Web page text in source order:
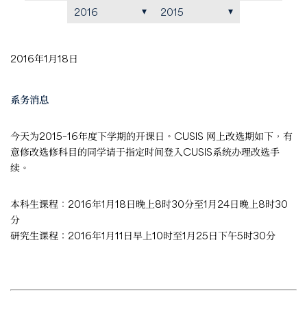
2016
2015
2016年1月18日
系务消息
今天为2015–16年度下学期的开课日。CUSIS 网上改选期如下，有
意修改选修科目的同学请于指定时间登入CUSIS系统办理改选手
续。
本科生课程：2016年1月18日晚上8时30分至1月24日晚上8时30
分
研究生课程：2016年1月11日早上10时至1月25日下午5时30分